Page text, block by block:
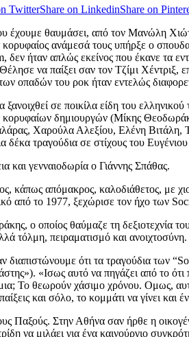
TwitterShare on LinkedinShare on
έχουμε θαυμάσει, από τον Μανώλη
κορυφαίος ανάμεσά τους υπήρξε ο
ήταν απλώς εκείνος που έκανε τα
να παίξει σαν τον Τζίμι
οπαδών του ροκ ήταν εντελώς
ξανοιχθεί σε ποικίλα είδη του
κορυφαίων δημιουργών (Μίκης
Χαρούλα Αλεξίου, Ελένη Βιτάλη,
δέκα τραγούδια σε στίχους του
και γενναιοδωρία ο Γιάννης Σπάθας.
κάπως απόμακρος, καλοδιάθετος, με
από το 1977, ξεχώρισε τον ήχο των
ο οποίος θαύμαζε τη δεξιοτεχνία
τόλμη, πειραματισμό και ανοιχτοσύνη.
διαπιστώνουμε ότι τα τραγούδια των
«Ισως αυτό να πηγάζει από το
Το θεωρούν χάσιμο χρόνου. Ομως,
και σόλο, το κομμάτι να γίνει
Παξούς. Στην Αθήνα σαν ήρθε η
να μιλάει για ένα καινούργιο